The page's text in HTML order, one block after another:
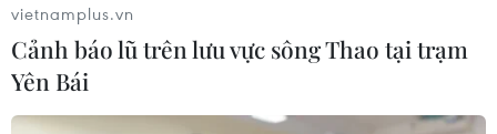
vietnamplus.vn
Cảnh báo lũ trên lưu vực sông Thao tại trạm
Yên Bái